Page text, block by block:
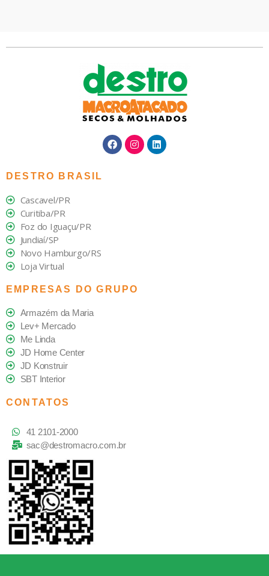
DESTRO BRASIL
Cascavel/PR
Curitiba/PR
Foz do Iguaçu/PR
Jundiaí/SP
Novo Hamburgo/RS
Loja Virtual
EMPRESAS DO GRUPO
Armazém da Maria
Lev+ Mercado
Me Linda
JD Home Center
JD Konstruir
SBT Interior
CONTATOS
41 2101-2000
sac@destromacro.com.br